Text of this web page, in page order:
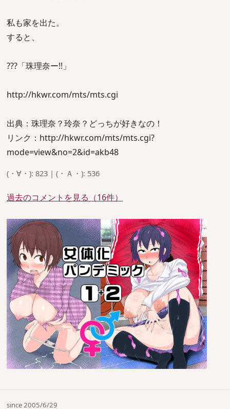
私も家を出た。
すると、
???「珠理奈ー!!」
http://hkwr.com/mts/mts.cgi
出典：珠理奈？玲奈？どっちが好きなの！
リンク：http://hkwr.com/mts/mts.cgi?
mode=view&no=2&id=akb48
(・∀・): 823 | (・Ａ・): 536
過去のコメントを見る（16件）
since 2005/6/29